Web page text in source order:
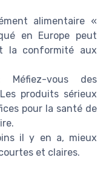
alimentaire «
en Europe peut
la conformité aux
vous des
produits sérieux
pour la santé de
il y en a, mieux
et claires.